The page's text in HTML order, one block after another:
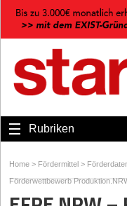
Rubriken
Home > Fördermittel >
Förderwettbewerb